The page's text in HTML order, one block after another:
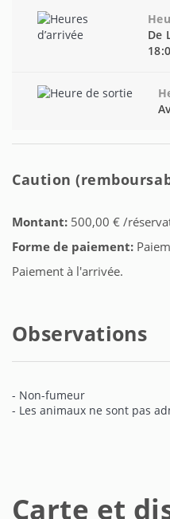
De
Caution
Montant: 500,00 € /
Forme de paiement:
Paiement à l'arrivée.
Observations
- Non-fumeur
- Les animaux ne sont pas
Carte et